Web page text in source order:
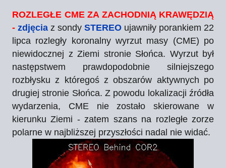
ROZLEGŁE CME ZA ZACHODNIĄ KRAWĘDZIĄ
- zdjęcia z sondy STEREO ujawniły porankiem 22
lipca rozległy koronalny wyrzut masy (CME) po
niewidocznej z Ziemi stronie Słońca. Wyrzut był
następstwem prawdopodobnie silniejszego
rozbłysku z któregoś z obszarów aktywnych po
drugiej stronie Słońca. Z powodu lokalizacji źródła
wydarzenia, CME nie zostało skierowane w
kierunku Ziemi - zatem szans na rozległe zorze
polarne w najbliższej przyszłości nadal nie widać.